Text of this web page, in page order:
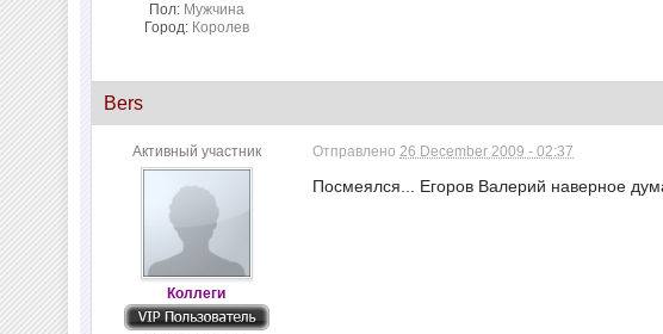
Пол: Мужчина
Город: Королев
Bers
Активный участник
Коллеги
Отправлено26 December 2009 - 02:37
Посмеялся... Егоров Валерий наверное